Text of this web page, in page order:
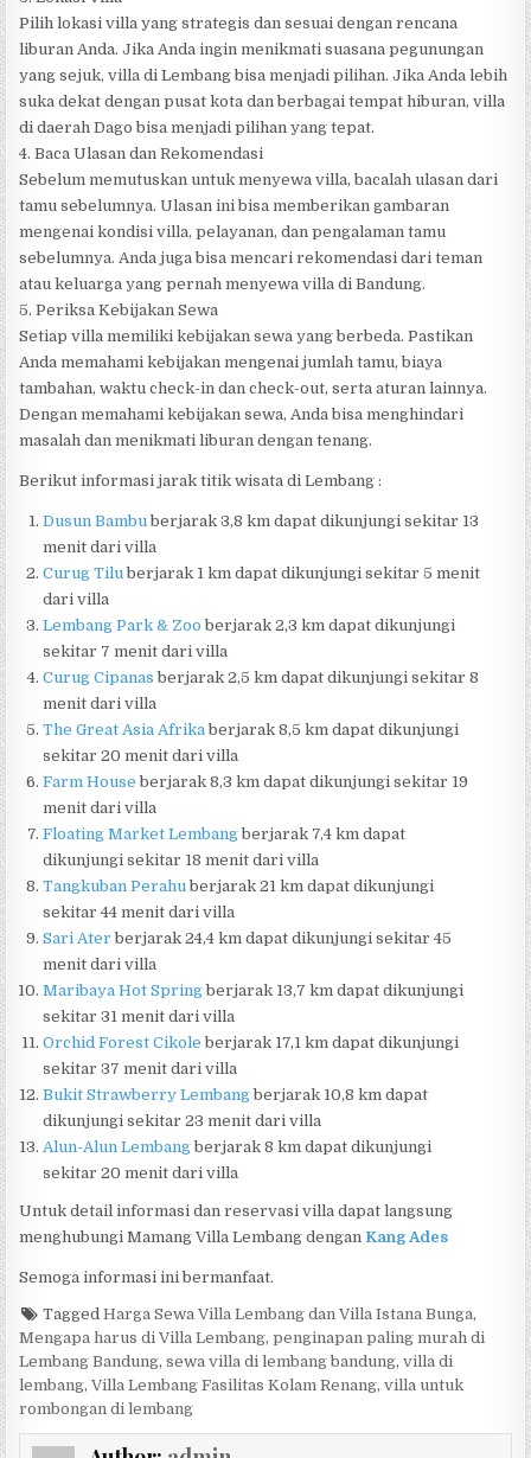
Pilih lokasi villa yang strategis dan sesuai dengan rencana
liburan Anda. Jika Anda ingin menikmati suasana pegunungan
yang sejuk, villa di Lembang bisa menjadi pilihan. Jika Anda lebih
suka dekat dengan pusat kota dan berbagai tempat hiburan, villa
di daerah Dago bisa menjadi pilihan yang tepat.
4. Baca Ulasan dan Rekomendasi
Sebelum memutuskan untuk menyewa villa, bacalah ulasan dari
tamu sebelumnya. Ulasan ini bisa memberikan gambaran
mengenai kondisi villa, pelayanan, dan pengalaman tamu
sebelumnya. Anda juga bisa mencari rekomendasi dari teman
atau keluarga yang pernah menyewa villa di Bandung.
5. Periksa Kebijakan Sewa
Setiap villa memiliki kebijakan sewa yang berbeda. Pastikan
Anda memahami kebijakan mengenai jumlah tamu, biaya
tambahan, waktu check-in dan check-out, serta aturan lainnya.
Dengan memahami kebijakan sewa, Anda bisa menghindari
masalah dan menikmati liburan dengan tenang.
Berikut informasi jarak titik wisata di Lembang :
Dusun Bambuberjarak 3,8 km dapat dikunjungi sekitar 13
menit dari villa
Curug Tiluberjarak 1 km dapat dikunjungi sekitar 5 menit
dari villa
Lembang Park & Zoo berjarak 2,3 km dapat dikunjungi
sekitar 7 menit dari villa
Curug Cipanas berjarak 2,5 km dapat dikunjungi sekitar 8
menit dari villa
The Great Asia Afrikaberjarak 8,5 km dapat dikunjungi
sekitar 20 menit dari villa
Farm House berjarak 8,3 km dapat dikunjungi sekitar 19
menit dari villa
Floating Market Lembangberjarak 7,4 km dapat
dikunjungi sekitar 18 menit dari villa
Tangkuban Perahuberjarak 21 km dapat dikunjungi
sekitar 44 menit dari villa
Sari Ater berjarak 24,4 km dapat dikunjungi sekitar 45
menit dari villa
Maribaya Hot Springberjarak 13,7 km dapat dikunjungi
sekitar 31 menit dari villa
Orchid Forest Cikole berjarak 17,1 km dapat dikunjungi
sekitar 37 menit dari villa
Bukit Strawberry Lembangberjarak 10,8 km dapat
dikunjungi sekitar 23 menit dari villa
Alun-Alun Lembangberjarak 8 km dapat dikunjungi
sekitar 20 menit dari villa
Untuk detail informasi dan reservasi villa dapat langsung
menghubungi Mamang Villa Lembang denganKang Ades
Semoga informasi ini bermanfaat.
Tagged Harga Sewa Villa Lembang dan Villa Istana Bunga,
Mengapa harus di Villa Lembang,penginapan paling murah di
Lembang Bandung,sewa villa di lembang bandung,villa di
lembang,Villa Lembang Fasilitas Kolam Renang,villa untuk
rombongan di lembang